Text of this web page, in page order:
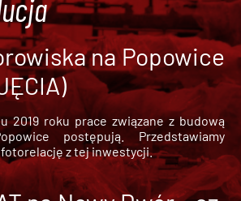
na Popowice
2019 roku prace związane z budową
postępują. Przedstawiamy
z tej inwestycji.